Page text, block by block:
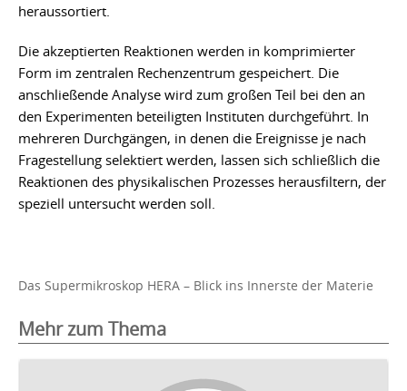
heraussortiert.
Die akzeptierten Reaktionen werden in komprimierter
Form im zentralen Rechenzentrum gespeichert. Die
anschließende Analyse wird zum großen Teil bei den an
den Experimenten beteiligten Instituten durchgeführt. In
mehreren Durchgängen, in denen die Ereignisse je nach
Fragestellung selektiert werden, lassen sich schließlich die
Reaktionen des physikalischen Prozesses herausfiltern, der
speziell untersucht werden soll.
Das Supermikroskop HERA – Blick ins Innerste der Materie
Mehr zum Thema